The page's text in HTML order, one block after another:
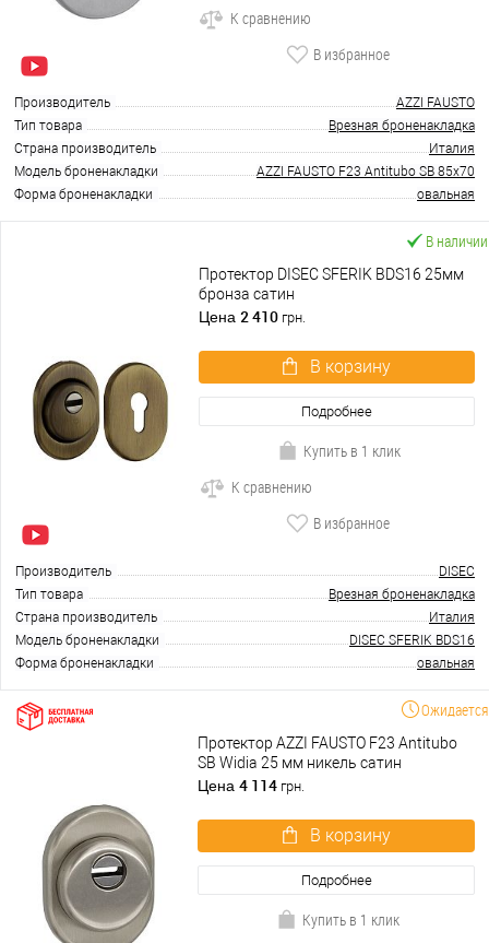
К сравнению
В избранное
Производитель
AZZI FAUSTO
Тип товара
Врезная броненакладка
Страна производитель
Италия
Модель броненакладки
AZZI FAUSTO F23 Antitubo SB 85x70
Форма броненакладки
овальная
В наличии
Протектор DISEC SFERIK BDS16 25мм
бронза сатин
Цена 2 410 грн.
В корзину
Подробнее
Купить в 1 клик
К сравнению
В избранное
Производитель
DISEC
Тип товара
Врезная броненакладка
Страна производитель
Италия
Модель броненакладки
DISEC SFERIK BDS16
Форма броненакладки
овальная
Ожидается
Протектор AZZI FAUSTO F23 Antitubo
SB Widia 25 мм никель сатин
Цена 4 114 грн.
В корзину
Подробнее
Купить в 1 клик